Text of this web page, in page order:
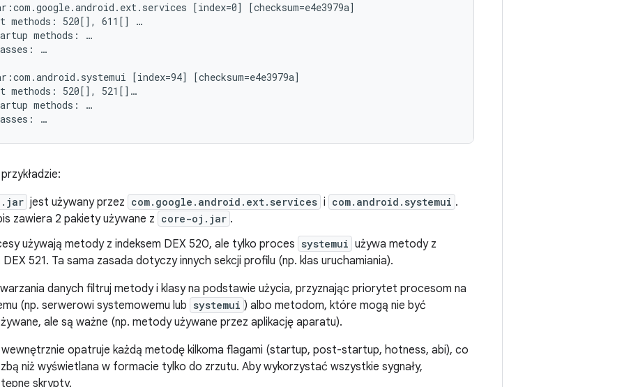
[index=0] [checksum=e4e3979a]
methods: 520[], 611[] …
methods: …
…
[index=94] [checksum=e4e3979a]
methods: 520[], 521[]…
methods: …
jest używany przez com.google.android.ext.services i com.android.systemui .
zawiera 2 pakiety używane z core-oj.jar .
używają metody z indeksem DEX 520, ale tylko proces systemui używa metody z
DEX 521. Ta sama zasada dotyczy innych sekcji profilu (np. klas uruchamiania).
danych filtruj metody i klasy na podstawie użycia, przyznając priorytet procesom na
(np. serwerowi systemowemu lub systemui ) albo metodom, które mogą nie być
ale są ważne (np. metody używane przez aplikację aparatu).
opatruje każdą metodę kilkoma flagami (startup, post-startup, hotness, abi), co
niż wyświetlana w formacie tylko do zrzutu. Aby wykorzystać wszystkie sygnały,
skrypty.